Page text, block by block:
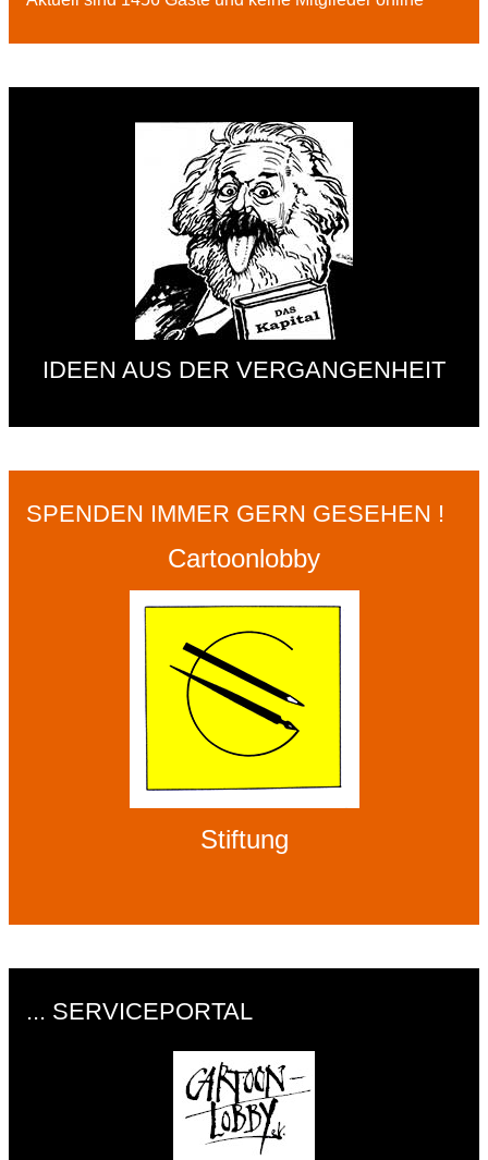
IDEEN AUS DER VERGANGENHEIT
SPENDEN IMMER GERN GESEHEN !
Cartoonlobby
Stiftung
... SERVICEPORTAL